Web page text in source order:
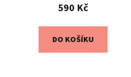
590 Kč
DO KOŠÍKU